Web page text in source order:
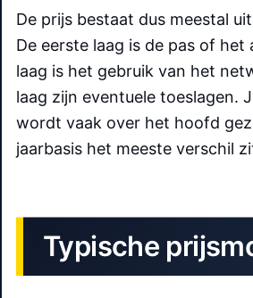
De prijs bestaat dus meestal
De eerste laag is de pas of
laag is het gebruik van het
laag zijn eventuele toeslagen.
wordt vaak over het hoofd
jaarbasis het meeste verschil
Typische